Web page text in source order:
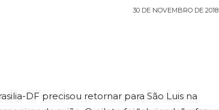
30 DE NOVEMBRO DE 2018
DF precisou retornar para São Luis na